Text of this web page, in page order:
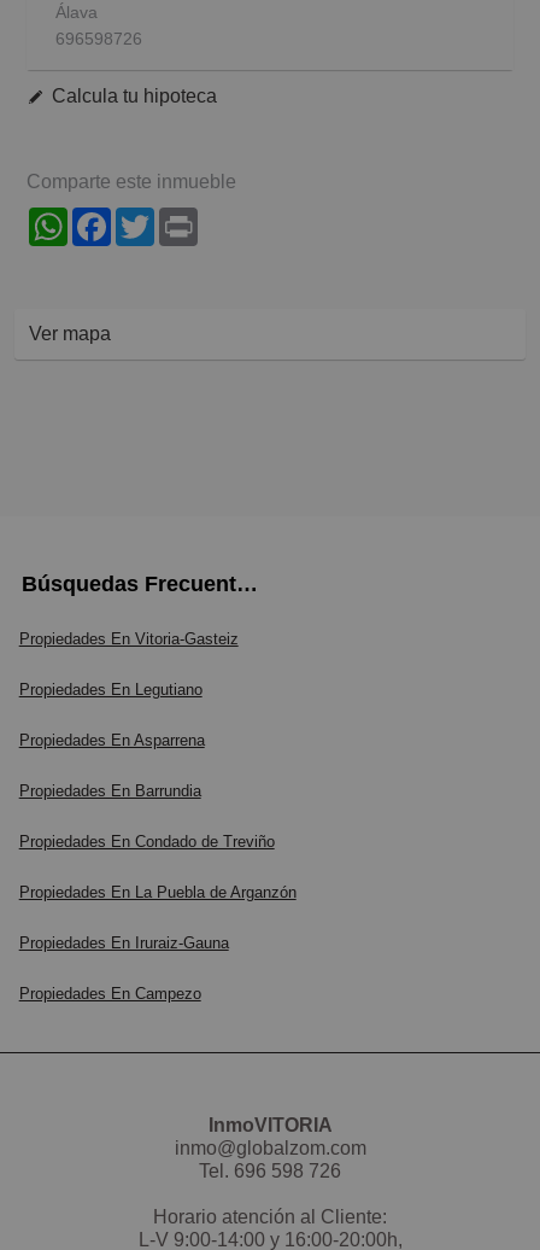
Álava
696598726
Calcula tu hipoteca
Comparte este inmueble
WhatsAppFacebook
Twitter
Ver mapa
Búsquedas Frecuentes
Propiedades En Vitoria-Gasteiz
Propiedades En Legutiano
Propiedades En Asparrena
Propiedades En Barrundia
Propiedades En Condado de Treviño
Propiedades En La Puebla de Arganzón
Propiedades En Iruraiz-Gauna
Propiedades En Campezo
InmoVITORIA
inmo@globalzom.com
Tel. 696 598 726
Horario atención al Cliente:
L-V 9:00-14:00 y 16:00-20:00h,